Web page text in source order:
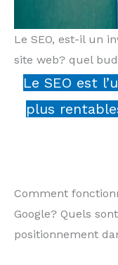
Le SEO, est-il un
site web? quel
Le SEO est
plus
Comment
Google? Quels
positionnement